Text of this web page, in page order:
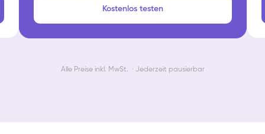
Kostenlos testen
Alle Preise inkl. MwSt. · Jederzeit pausierbar